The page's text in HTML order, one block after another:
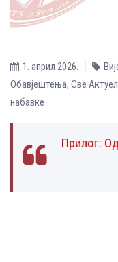
1. април 2026.
Обавјештења, Све
набавке
Прилог: